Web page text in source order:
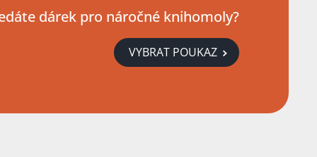
dárek pro náročné knihomoly?
VYBRAT POUKAZ